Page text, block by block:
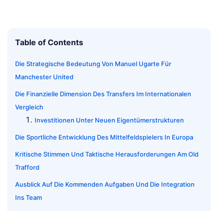
Table of Contents
Die Strategische Bedeutung Von Manuel Ugarte Für
Manchester United
Die Finanzielle Dimension Des Transfers Im Internationalen
Vergleich
Investitionen Unter Neuen Eigentümerstrukturen
Die Sportliche Entwicklung Des Mittelfeldspielers In Europa
Kritische Stimmen Und Taktische Herausforderungen Am Old
Trafford
Ausblick Auf Die Kommenden Aufgaben Und Die Integration
Ins Team